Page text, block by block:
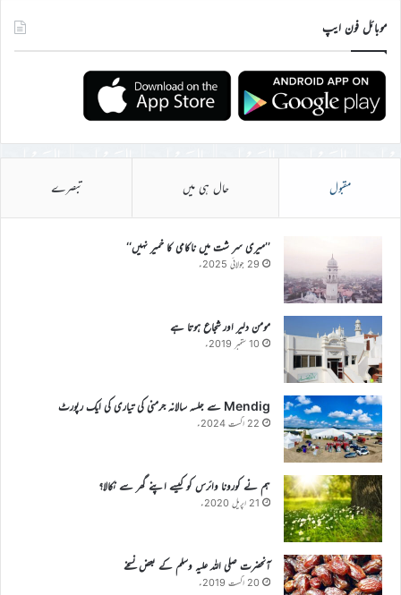
موبائل فون ایپ
مقبول حال ہی میں تبصرے
’’میری سر شت میں ناکامی کا خمیر نہیں‘‘
29 جولائی 2025ء
مومن دلیر اور شجاع ہوتا ہے
10 ستمبر 2019ء
Mendig سے جلسہ سالانہ جرمنی کی تیاری کی ایک رپورٹ
22 اگست 2024ء
ہم نے کورونا وائرس کو کیسے اپنے گھر سے نکالا؟
21 اپریل 2020ء
آنحضرت صلی اللہ علیہ وسلم کے بعض نسخے
20 اگست 2019ء